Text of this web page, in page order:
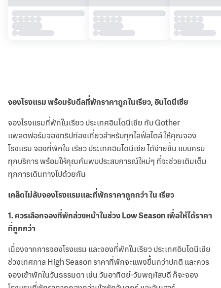
จองโรงแรม พร้อมรับดีลที่พักราคาถูกในเรียว, อินโดนีเซีย
จองโรงแรมที่พักในเรียว ประเทศอินโดนีเซีย กับ Gother
แพลตฟอร์มจองทริปท่องเที่ยวสำหรับทุกไลฟ์สไตล์ ให้คุณจอง
โรงแรม จองที่พักใน เรียว ประเทศอินโดนีเซีย ได้ง่ายขึ้น แบบครบ
ทุกบริการ พร้อมให้คุณค้นพบประสบการณ์ใหม่ๆ ที่จะช่วยเติมเต็ม
ทุกการเดินทางไปด้วยกัน
เคล็ดไม่ลับจองโรงแรมและที่พักราคาถูกกว่า ใน เรียว
1.ควรเลือกจองที่พักล่วงหน้าในช่วง Low Season เพื่อให้ได้ราคา
ที่ถูกกว่า
เนื่องจากการจองโรงแรม และจองที่พักในเรียว ประเทศอินโดนีเซีย
ช่วงเทศกาล High Season ราคาที่พักจะแพงขึ้นกว่าปกติ และควร
จองเข้าพักในวันธรรมดา เช่น วันอาทิตย์-วันพฤหัสบดี ก็จะจอง